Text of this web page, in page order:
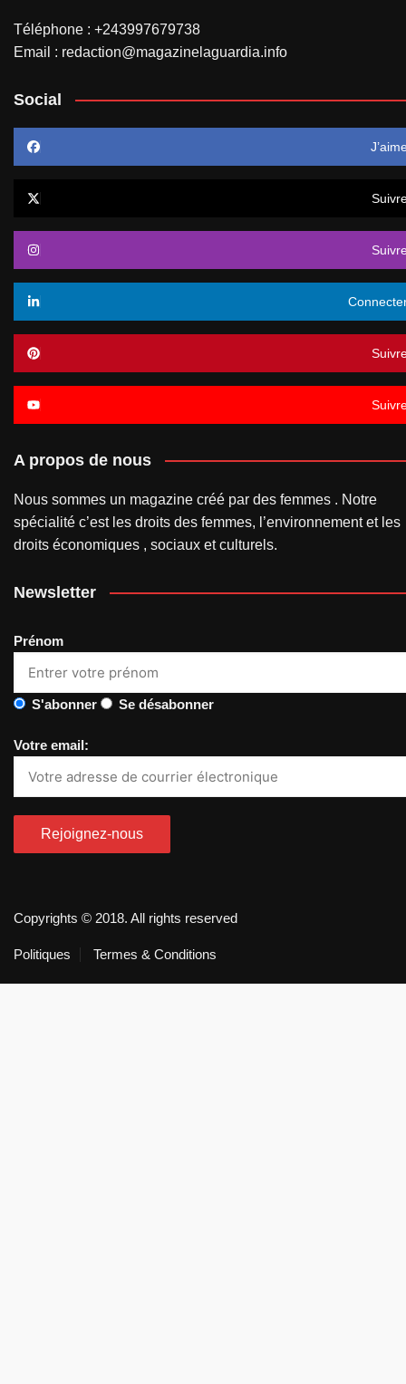
Téléphone : +243997679738
Email : redaction@magazinelaguardia.info
Social
A propos de nous
Nous sommes un magazine créé par des femmes . Notre
spécialité c’est les droits des femmes, l’environnement et les
droits économiques , sociaux et culturels.
Newsletter
Prénom
S'abonner Se désabonner
Votre email:
Copyrights © 2018. All rights reserved
Politiques Termes & Conditions